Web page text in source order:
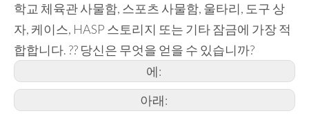
학교 체육관 사물함, 스포츠 사물함, 울타리, 도구 상
자, 케이스, HASP 스토리지 또는 기타 잠금에 가장 적
합합니다. ?? 당신은 무엇을 얻을 수 있습니까?
에:
아래: